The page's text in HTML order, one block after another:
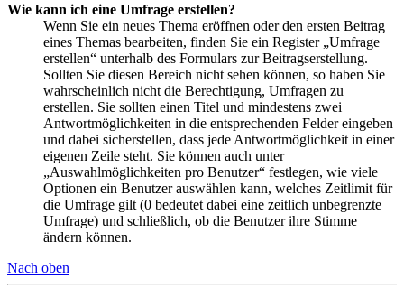
Wie kann ich eine Umfrage erstellen?
Wenn Sie ein neues Thema eröffnen oder den ersten Beitrag
eines Themas bearbeiten, finden Sie ein Register „Umfrage
erstellen“ unterhalb des Formulars zur Beitragserstellung.
Sollten Sie diesen Bereich nicht sehen können, so haben Sie
wahrscheinlich nicht die Berechtigung, Umfragen zu
erstellen. Sie sollten einen Titel und mindestens zwei
Antwortmöglichkeiten in die entsprechenden Felder eingeben
und dabei sicherstellen, dass jede Antwortmöglichkeit in einer
eigenen Zeile steht. Sie können auch unter
„Auswahlmöglichkeiten pro Benutzer“ festlegen, wie viele
Optionen ein Benutzer auswählen kann, welches Zeitlimit für
die Umfrage gilt (0 bedeutet dabei eine zeitlich unbegrenzte
Umfrage) und schließlich, ob die Benutzer ihre Stimme
ändern können.
Nach oben